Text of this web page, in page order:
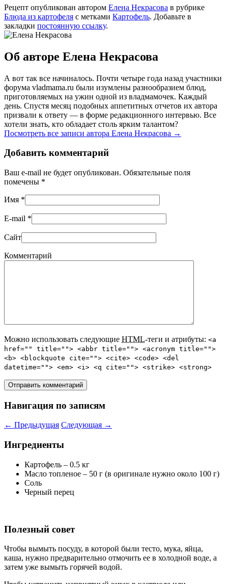
Рецепт опубликован автором Елена Некрасова в рубрике
Блюда из картофеля с метками Картофель. Добавьте в
закладки постоянную ссылку.
Об авторе Елена Некрасова
А вот так все начиналось. Почти четыре года назад участники
форума vladmama.ru были изумлены разнообразием блюд,
приготовляемых на ужин одной из владмамочек. Каждый
день. Спустя месяц подобных аппетитных отчетов их автора
призвали к ответу — в форме редакционного интервью. Все
хотели знать, кто обладает столь ярким талантом?
Посмотреть все записи автора Елена Некрасова →
Добавить комментарий
Ваш e-mail не будет опубликован. Обязательные поля
помечены *
Имя *
E-mail *
Сайт
Комментарий
Можно использовать следующие HTML-теги и атрибуты: <a
href="" title=""> <abbr title=""> <acronym title="">
<b> <blockquote cite=""> <cite> <code> <del
datetime=""> <em> <i> <q cite=""> <strike> <strong>
Навигация по записям
← Предыдущая Следующая →
Ингредиенты
Картофель – 0.5 кг
Масло топленое – 50 г (в оригинале нужно около 100 г)
Соль
Черный перец
Полезный совет
Чтобы вымыть посуду, в которой были тесто, мука, яйца,
каша, нужно предварительно отмочить ее в холодной воде, а
затем уже вымыть горячей водой.